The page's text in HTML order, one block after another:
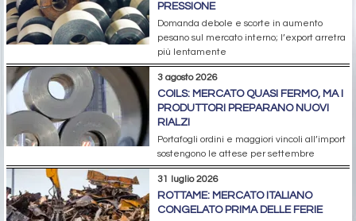
PRESSIONE
Domanda debole e scorte in aumento
pesano sul mercato interno; l’export arretra
più lentamente
3 agosto 2026
COILS: MERCATO QUASI FERMO, MA I
PRODUTTORI PREPARANO NUOVI
RIALZI
Portafogli ordini e maggiori vincoli all’import
sostengono le attese per settembre
31 luglio 2026
ROTTAME: MERCATO ITALIANO
CONGELATO PRIMA DELLE FERIE